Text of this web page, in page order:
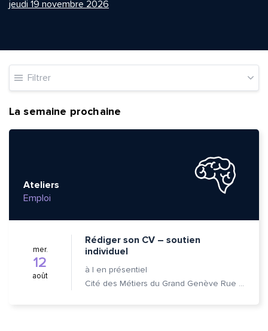
jeudi 19 novembre 2026
Filtrer
La semaine prochaine
Ateliers
Emploi
mer.
12
août
Rédiger son CV – soutien
individuel
à | en présentiel
Cité des Métiers du Grand Genève Rue Prévost-Martin 6 1205 Genève